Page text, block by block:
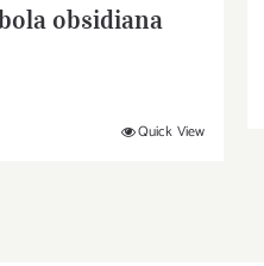
obsidiana
Quick View